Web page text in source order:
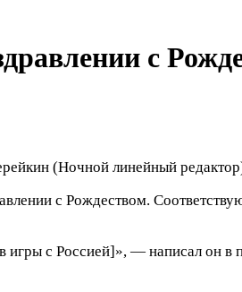
с
(Ночной линейный
с Рождеством.
с Россией]», — написал он в